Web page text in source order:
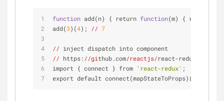
function add(n) { return function(m) { return m
add(3)(4); // 7
// inject dispatch into component
// https: //github.com/reactjs/react-redux
import { connect } from 'react-redux' ;
export default